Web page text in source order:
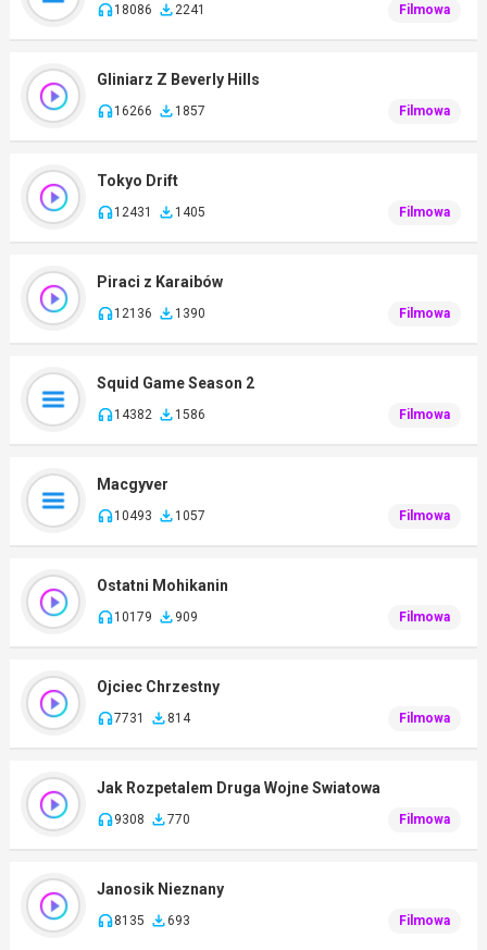
18086 2241 Filmowa
Gliniarz Z Beverly Hills
16266 1857 Filmowa
Tokyo Drift
12431 1405 Filmowa
Piraci z Karaibów
12136 1390 Filmowa
Squid Game Season 2
14382 1586 Filmowa
Macgyver
10493 1057 Filmowa
Ostatni Mohikanin
10179 909 Filmowa
Ojciec Chrzestny
7731 814 Filmowa
Jak Rozpetalem Druga Wojne Swiatowa
9308 770 Filmowa
Janosik Nieznany
8135 693 Filmowa